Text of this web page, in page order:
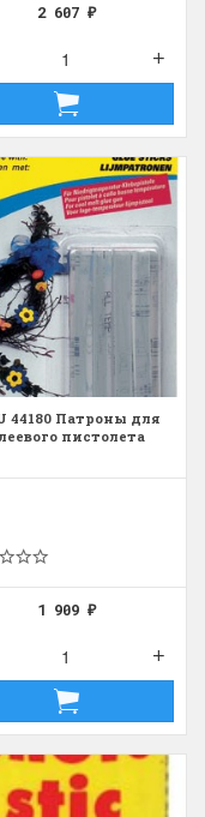
2 607₽
44180 Патроны для
пистолета
1 909₽